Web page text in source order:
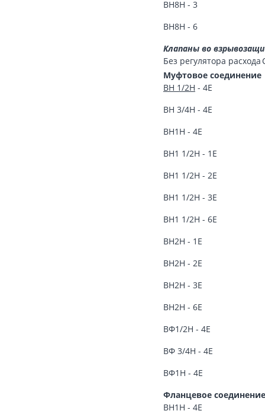
ВН8Н - 3
ВН8Н - 6
Клапаны во
Без регулятора расхода
Муфтовое соединение
ВН 1/2Н - 4Е
ВН 3/4Н - 4Е
ВН1Н - 4Е
ВН1 1/2Н - 1Е
ВН1 1/2Н - 2Е
ВН1 1/2Н - 3Е
ВН1 1/2Н - 6Е
ВН2Н - 1Е
ВН2Н - 2Е
ВН2Н - 3Е
ВН2Н - 6Е
ВФ1/2Н - 4Е
ВФ 3/4Н - 4Е
ВФ1Н - 4Е
Фланцевое соединение
ВН1Н - 4Е